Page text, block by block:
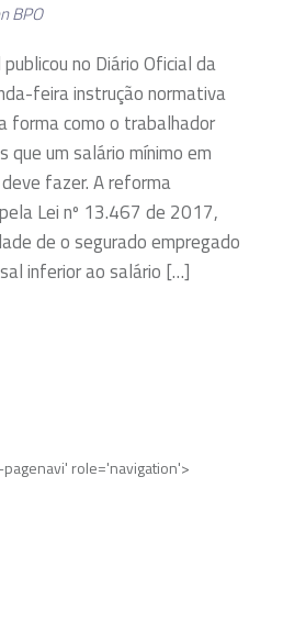
BPO
no Diário Oficial da
feira instrução normativa
forma como o trabalhador
que um salário mínimo em
fazer. A reforma
Lei nº 13.467 de 2017,
de o segurado empregado
inferior ao salário […]
role='navigation'>